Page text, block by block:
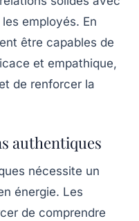
employés. En
être capables de
et empathique,
de renforcer la
authentiques
nécessite un
énergie. Les
de comprendre